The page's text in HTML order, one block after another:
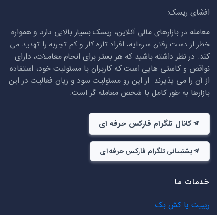
افشای ریسک:
معامله در بازارهای مالی آنلاین، ریسک بسیار بالایی دارد و همواره
خطر از دست رفتن سرمایه، افراد تازه کار و کم تجربه را تهدید می
کند. در نظر داشته باشید که هر بستر برای انجام معاملات، دارای
نواقص و کاستی هایی است که کاربران با مسئولیت خود، استفاده
از آن را می پذیرند. از این رو مسئولیت سود و زیان فعالیت در این
بازارها به طور کامل با شخص معامله گر است.
کانال تلگرام فارکس حرفه ای
پشتیبانی تلگرام فارکس حرفه ای
خدمات ما
ریبیت یا کش بک